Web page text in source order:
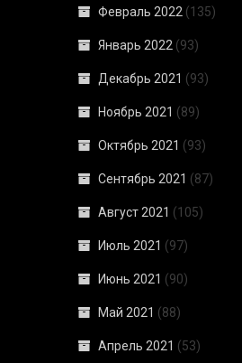
Февраль 2022 (135)
Январь 2022 (93)
Декабрь 2021 (93)
Ноябрь 2021 (89)
Октябрь 2021 (93)
Сентябрь 2021 (87)
Август 2021 (105)
Июль 2021 (97)
Июнь 2021 (90)
Май 2021 (88)
Апрель 2021 (53)